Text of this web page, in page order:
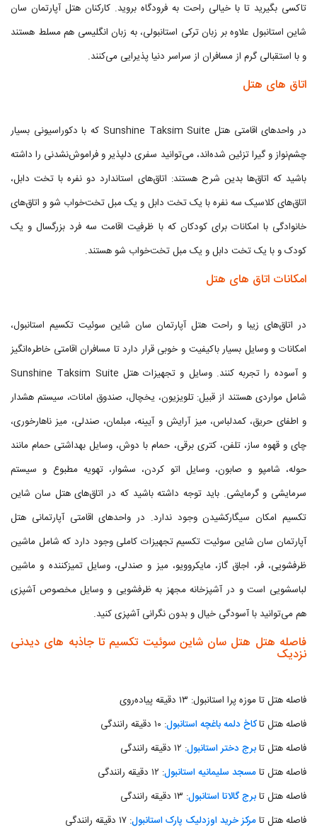
تاکسی بگیرید تا با خیالی راحت به فرودگاه بروید. کارکنان هتل آپارتمان سان
شاین استانبول علاوه بر زبان ترکی استانبولی، به زبان انگلیسی هم مسلط هستند
و با استقبالی گرم از مسافران از سراسر دنیا پذیرایی می‌کنند.
اتاق های هتل
در واحدهای اقامتی هتل Sunshine Taksim Suite که با دکوراسیونی بسیار
چشم‌نواز و گیرا تزئین شده‌اند، می‌توانید سفری دلپذیر و فراموش‌نشدنی را داشته
‌باشید که اتاق‌ها بدین شرح هستند: اتاق‌های استاندارد دو نفره با تخت دابل،
اتاق‌های کلاسیک سه نفره با یک تخت دابل و یک مبل تخت‌خواب شو و اتاق‌های
خانوادگی با امکانات برای کودکان که با ظرفیت اقامت سه فرد بزرگسال و یک
کودک و با یک تخت دابل و یک مبل تخت‌خواب شو هستند.
امکانات اتاق های هتل
در اتاق‌های زیبا و راحت هتل آپارتمان سان شاین سوئیت تکسیم استانبول،
امکانات و وسایل بسیار باکیفیت و خوبی قرار دارد تا مسافران اقامتی خاطره‌انگیز
و آسوده را تجربه کنند. وسایل و تجهیزات هتل Sunshine Taksim Suite
شامل مواردی هستند از قبیل: تلویزیون، یخچال، صندوق امانات، سیستم هشدار
و اطفای حریق، کمدلباس، میز آرایش و آیینه، مبلمان، صندلی، میز ناهارخوری،
چای و قهوه ساز، تلفن، کتری برقی، حمام با دوش، وسایل بهداشتی حمام مانند
حوله، شامپو و صابون، وسایل اتو کردن، سشوار، تهویه مطبوع و سیستم
سرمایشی و گرمایشی. باید توجه داشته باشید که در اتاق‌های هتل سان شاین
تکسیم امکان سیگارکشیدن وجود ندارد. در واحدهای اقامتی آپارتمانی هتل
آپارتمان سان شاین سوئیت تکسیم تجهیزات کاملی وجود دارد که شامل ماشین
ظرفشویی، فر، اجاق گاز، مایکروویو، میز و صندلی، وسایل تمیزکننده و ماشین
لباسشویی است و در آشپزخانه‌ مجهز به ظرفشویی و وسایل مخصوص آشپزی
هم می‌توانید با آسودگی خیال و بدون نگرانی آشپزی کنید.
فاصله هتل هتل سان شاین سوئیت تکسیم تا جاذبه های دیدنی
نزدیک
فاصله هتل تا موزه پرا استانبول: ۱۳ دقیقه پیاده‌روی
فاصله هتل تاکاخ دلمه باغچه استانبول: ۱۰ دقیقه رانندگی
فاصله هتل تابرج دختر استانبول: ۱۲ دقیقه رانندگی
فاصله هتل تامسجد سلیمانیه استانبول: ۱۲ دقیقه رانندگی
فاصله هتل تابرج گالاتا استانبول: ۱۳ دقیقه رانندگی
فاصله هتل تامرکز خرید اوزدلیک پارک استانبول: ۱۷ دقیقه رانندگی